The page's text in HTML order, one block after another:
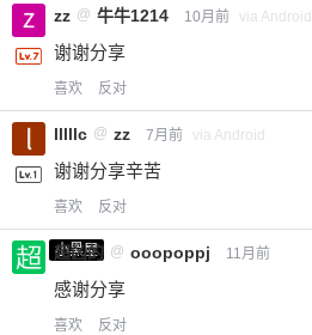
zz @ 牛牛1214 10月前 via Android
谢谢分享
喜欢 反对
lllllc @ zz 7月前 via Android
谢谢分享辛苦
喜欢 反对
小黑屋
超凶的 @ ooopoppj 11月前
感谢分享
喜欢 反对